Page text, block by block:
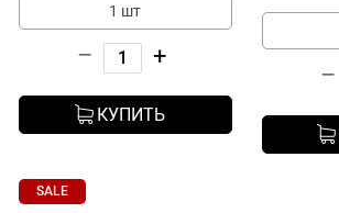
1 шт
– +
КУПИТЬ
–
SALE